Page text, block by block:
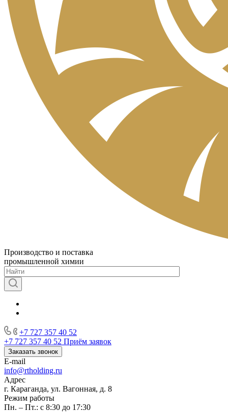
Производство и поставка
промышленной химии
+7 727 357 40 52
+7 727 357 40 52 Приём заявок
Заказать звонок
E-mail
info@rtholding.ru
Адрес
г. Караганда, ул. Вагонная, д. 8
Режим работы
Пн. – Пт.: с 8:30 до 17:30